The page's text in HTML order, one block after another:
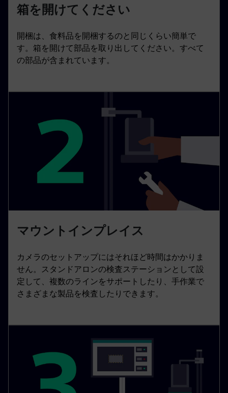
箱を開けてください
開梱は、食料品を開梱するのと同じくらい簡単で
す。箱を開けて部品を取り出してください。すべて
の部品が含まれています。
マウントインプレイス
カメラのセットアップにはそれほど時間はかかりま
せん。スタンドアロンの検査ステーションとして設
定して、複数のラインをサポートしたり、手作業で
さまざまな製品を検査したりできます。